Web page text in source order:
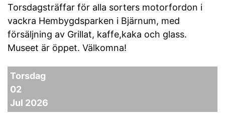
Torsdagsträffar för alla sorters motorfordon i
vackra Hembygdsparken i Bjärnum, med
försäljning av Grillat, kaffe,kaka och glass.
Museet är öppet. Välkomna!
Torsdag
02
Jul 2026